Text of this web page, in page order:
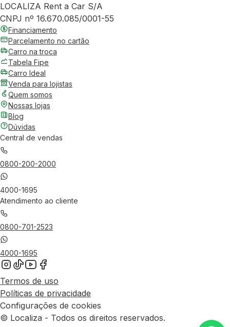
LOCALIZA Rent a Car S/A
CNPJ nº 16.670.085/0001-55
Financiamento
Parcelamento no cartão
Carro na troca
Tabela Fipe
Carro Ideal
Venda para lojistas
Quem somos
Nossas lojas
Blog
Dúvidas
Central de vendas
0800-200-2000
4000-1695
Atendimento ao cliente
0800-701-2523
4000-1695
Termos de uso
Políticas de privacidade
Configurações de cookies
© Localiza - Todos os direitos reservados.